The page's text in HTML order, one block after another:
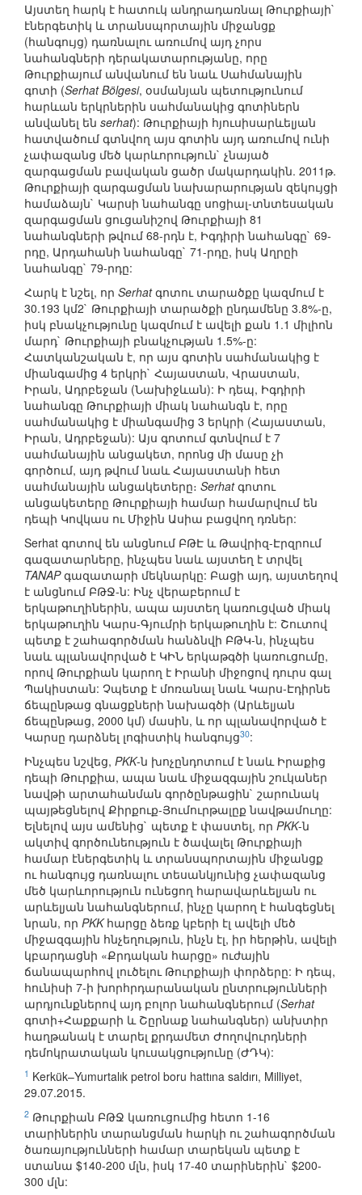
Այստեղ հարկ է հատուկ անդրադառնալ Թուրքիայի`
էներգետիկ և տրանսպորտային միջանցք
(հանգույց) դառնալու առումով այդ չորս
նահանգների դերակատարությանը, որը
Թուրքիայում անվանում են նաև Սահմանային
գոտի (Serhat Bölgesi, օսմանյան պետությունում
հարևան երկրներին սահմանակից գոտիներն
անվանել են serhat): Թուրքիայի հյուսիսարևելյան
հատվածում գտնվող այս գոտին այդ առումով ունի
չափազանց մեծ կարևորություն` չնայած
զարգացման բավական ցածր մակարդակին. 2011թ.
Թուրքիայի զարգացման նախարարության զեկույցի
համաձայն` Կարսի նահանգը սոցիալ-տնտեսական
զարգացման ցուցանիշով Թուրքիայի 81
նահանգների թվում 68-րդն է, Իգդիրի նահանգը` 69-
րդը, Արդահանի նահանգը` 71-րդը, իսկ Աղրըի
նահանգը` 79-րդը:
Հարկ է նշել, որ Serhatգոտու տարածքը կազմում է
30.193 կմ2` Թուրքիայի տարածքի ընդամենը 3.8%-ը,
իսկ բնակչությունը կազմում է ավելի քան 1.1 միլիոն
մարդ` Թուրքիայի բնակչության 1.5%-ը:
Հատկանշական է, որ այս գոտին սահմանակից է
միանգամից 4 երկրի` Հայաստան, Վրաստան,
Իրան, Ադրբեջան (Նախիջևան): Ի դեպ, Իգդիրի
նահանգը Թուրքիայի միակ նահանգն է, որը
սահմանակից է միանգամից 3 երկրի (Հայաստան,
Իրան, Ադրբեջան): Այս գոտում գտնվում է 7
սահմանային անցակետ, որոնց մի մասը չի
գործում, այդ թվում նաև Հայաստանի հետ
սահմանային անցակետերը։ Serhatգոտու
անցակետերը Թուրքիայի համար համարվում են
դեպի Կովկաս ու Միջին Ասիա բացվող դռներ:
Serhat գոտով են անցնում ԲԹԷ և Թավրիզ-Էրզրում
գազատարները, ինչպես նաև այստեղ է տրվել
TANAPգազատարի մեկնարկը: Բացի այդ, այստեղով
է անցնում ԲԹՋ-ն: Ինչ վերաբերում է
երկաթուղիներին, ապա այստեղ կառուցված միակ
երկաթուղին Կարս-Գյումրի երկաթուղին է: Շուտով
պետք է շահագործման հանձնվի ԲԹԿ-ն, ինչպես
նաև պլանավորված է ԿԻՆ երկաթգծի կառուցումը,
որով Թուրքիան կարող է Իրանի միջոցով դուրս գալ
Պակիստան: Չպետք է մոռանալ նաև Կարս-Էդիրնե
ճեպընթաց գնացքների նախագծի (Արևելյան
ճեպընթաց, 2000 կմ) մասին, և որ պլանավորված է
Կարսը դարձնել լոգիստիկ հանգույց30:
Ինչպես նշվեց, PKK-ն խոչընդոտում է նաև Իրաքից
դեպի Թուրքիա, ապա նաև միջազգային շուկաներ
նավթի արտահանման գործընթացին` շարունակ
պայթեցնելով Քիրքուք-Յումուրթալըք նավթամուղը:
Ելնելով այս ամենից` պետք է փաստել, որ PKK-ն
ակտիվ գործունեություն է ծավալել Թուրքիայի
համար էներգետիկ և տրանսպորտային միջանցք
ու հանգույց դառնալու տեսանկյունից չափազանց
մեծ կարևորություն ունեցող հարավարևելյան ու
արևելյան նահանգներում, ինչը կարող է հանգեցնել
նրան, որ PKKհարցը ձեռք կբերի էլ ավելի մեծ
միջազգային հնչեղություն, ինչն էլ, իր հերթին, ավելի
կբարդացնի «Քրդական հարցը» ուժային
ճանապարհով լուծելու Թուրքիայի փորձերը: Ի դեպ,
հունիսի 7-ի խորհրդարանական ընտրությունների
արդյունքներով այդ բոլոր նահանգներում (Serhat
գոտի+Հաքքարի և Շըրնաք նահանգներ) անխտիր
հաղթանակ է տարել քրդամետ Ժողովուրդների
դեմոկրատական կուսակցությունը (ԺԴԿ):
1 Kerkük–Yumurtalık petrol boru hattına saldırı, Milliyet,
29.07.2015.
2 Թուրքիան ԲԹՋ կառուցումից հետո 1-16
տարիներին տարանցման հարկի ու շահագործման
ծառայությունների համար տարեկան պետք է
ստանա $140-200 մլն, իսկ 17-40 տարիներին` $200-
300 մլն: